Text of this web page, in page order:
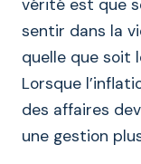
vérité est que
sentir dans la
quelle que soit
Lorsque
des affaires
une gestion